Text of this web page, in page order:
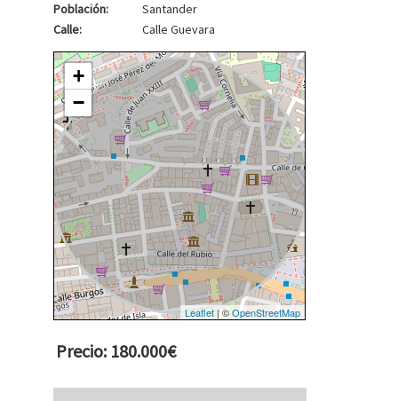
Población:
Santander
Calle:
Calle Guevara
+
−
Leaflet| ©OpenStreetMap
Precio: 180.000€